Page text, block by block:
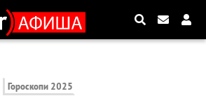
Гороскопи 2025